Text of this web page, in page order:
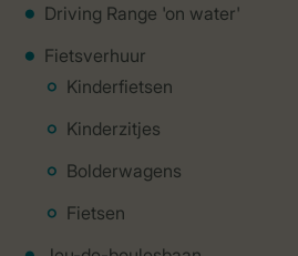
Driving Range 'on water'
Fietsverhuur
Kinderfietsen
Kinderzitjes
Bolderwagens
Fietsen